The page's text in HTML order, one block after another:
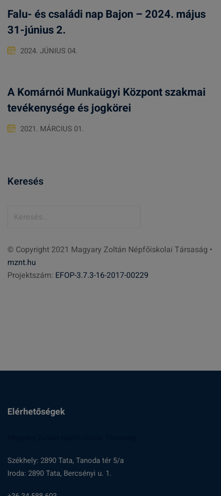
Falu- és családi nap Bajon – 2024. május
31-június 2.
2024. JÚNIUS 04.
A Komárnói Munkaügyi Központ szakmai
tevékenysége és jogkörei
2021. MÁRCIUS 01.
Keresés
e
s
é
© Copyright 2021 Magyary Zoltán Népfőiskolai Társaság •
mznt.hu
Projektszám: EFOP-3.7.3-16-2017-00229
Elérhetőségek
Székhely: 2890 Tata, Tanoda tér 5/a
Iroda: 2890 Tata, Bercsényi u. 1.